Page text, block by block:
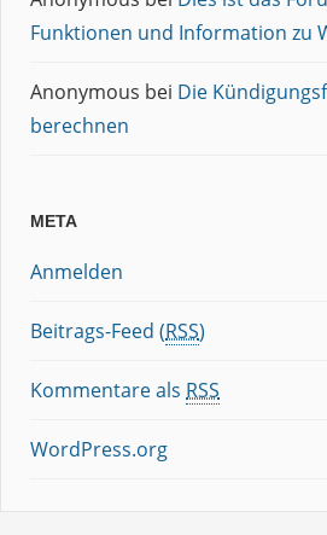
Funktionen und Information zu
Anonymous bei Die
berechnen
META
Anmelden
Beitrags-Feed (RSS)
Kommentare als RSS
WordPress.org